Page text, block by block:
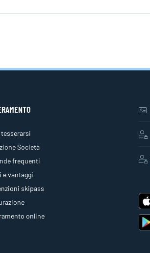
tesserarsi
Società
frequenti
e vantaggi
skipass
online